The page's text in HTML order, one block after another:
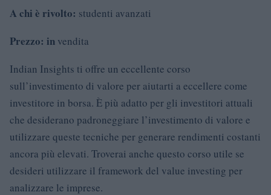
A chi è rivolto: studenti avanzati
Prezzo: in vendita
Indian Insights ti offre un eccellente corso
sull’investimento di valore per aiutarti a eccellere come
investitore in borsa. È più adatto per gli investitori attuali
che desiderano padroneggiare l’investimento di valore e
utilizzare queste tecniche per generare rendimenti costanti
ancora più elevati. Troverai anche questo corso utile se
desideri utilizzare il framework del value investing per
analizzare le imprese.